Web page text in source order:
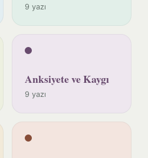
9 yazı
Anksiyete ve Kaygı
9 yazı